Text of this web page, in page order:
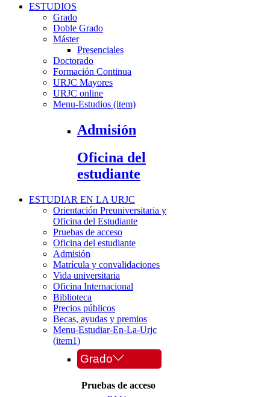
ESTUDIOS
Grado
Doble Grado
Máster
Presenciales
Doctorado
Formación Continua
URJC Mayores
URJC online
Menu-Estudios (item)
Admisión
Oficina del
estudiante
ESTUDIAR EN LA URJC
Orientación Preuniversitaria y
Oficina del Estudiante
Pruebas de acceso
Oficina del estudiante
Admisión
Matrícula y convalidaciones
Vida universitaria
Oficina Internacional
Biblioteca
Precios públicos
Becas, ayudas y premios
Menu-Estudiar-En-La-Urjc
(item1)
Grado
Pruebas de acceso